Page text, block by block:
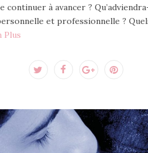
continuer à avancer ?
et professionnelle ?
Plus